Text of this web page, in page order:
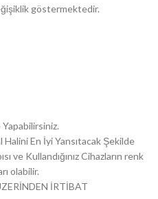
göstermektedir.
En İyi Yansıtacak Şekilde
ve Kullandığınız Cihazların renk
olabilir.
İRTİBAT